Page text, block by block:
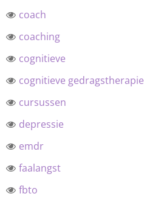
coach
coaching
cognitieve
cognitieve gedragstherapie
cursussen
depressie
emdr
faalangst
fbto